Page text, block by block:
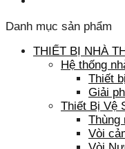
Danh mục sản phẩm
THIẾT BỊ NHÀ
Hệ thống
Thiết
Giải
Thiết Bị Vệ
Thùng
Vòi